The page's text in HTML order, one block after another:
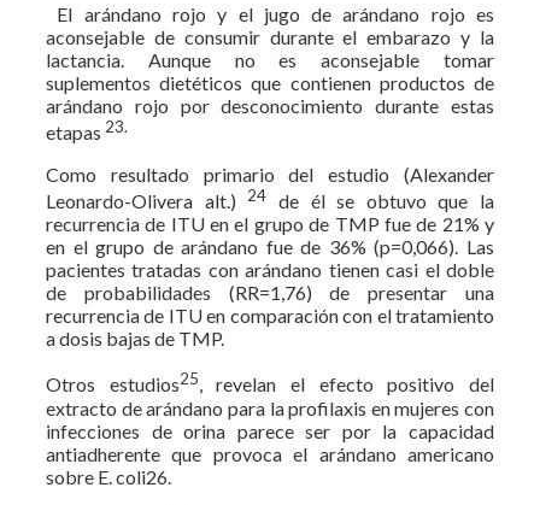
El arándano rojo y el jugo de arándano rojo es
aconsejable de consumir durante el embarazo y la
lactancia. Aunque no es aconsejable tomar
suplementos dietéticos que contienen productos de
arándano rojo por desconocimiento durante estas
etapas 23.
Como resultado primario del estudio (Alexander
Leonardo-Olivera alt.)24 de él se obtuvo que la
recurrencia de ITU en el grupo de TMP fue de 21% y
en el grupo de arándano fue de 36% (p=0,066). Las
pacientes tratadas con arándano tienen casi el doble
de probabilidades (RR=1,76) de presentar una
recurrencia de ITU en comparación con el tratamiento
a dosis bajas de TMP.
Otros estudios25, revelan el efecto positivo del
extracto de arándano para la profilaxis en mujeres con
infecciones de orina parece ser por la capacidad
antiadherente que provoca el arándano americano
sobre E. coli26.